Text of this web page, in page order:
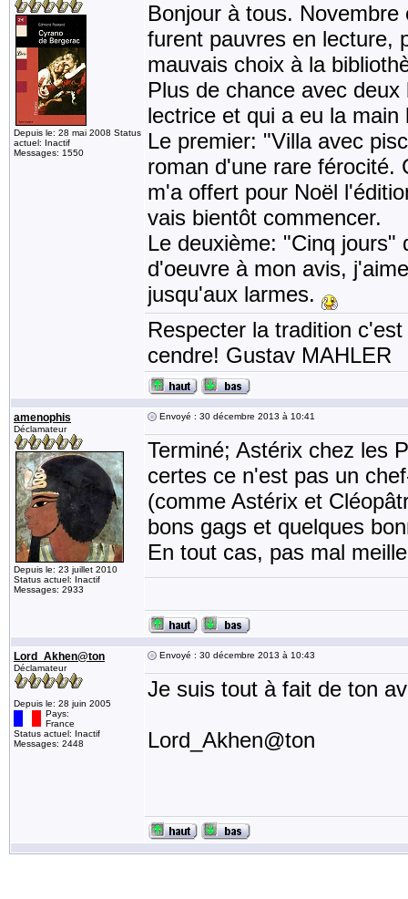
Depuis le: 28 mai 2008 Status
actuel: Inactif
Messages: 1550
Bonjour à tous.
furent pauvres en lecture,
mauvais choix à la
Plus de chance avec
lectrice et qui a eu la main
Le premier: "Villa avec
roman d'une rare férocité.
m'a offert pour Noël
vais bientôt commencer.
Le deuxième: "Cinq jours"
d'oeuvre à mon avis,
jusqu'aux larmes.
Respecter la tradition
cendre! Gustav MAHLER
amenophis
Déclamateur
Depuis le: 23 juillet 2010
Status actuel: Inactif
Messages: 2933
Envoyé : 30 décembre 2013 à 10:41
Terminé; Astérix chez les
certes ce n'est pas un
(comme Astérix et
bons gags et quelques
En tout cas, pas mal
Lord_Akhen@ton
Déclamateur
Depuis le: 28 juin 2005
Pays:
France
Status actuel: Inactif
Messages: 2448
Envoyé : 30 décembre 2013 à 10:43
Je suis tout à fait de ton
Lord_Akhen@ton